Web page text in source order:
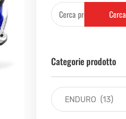
Cerca
Categorie prodotto
ENDURO (13)